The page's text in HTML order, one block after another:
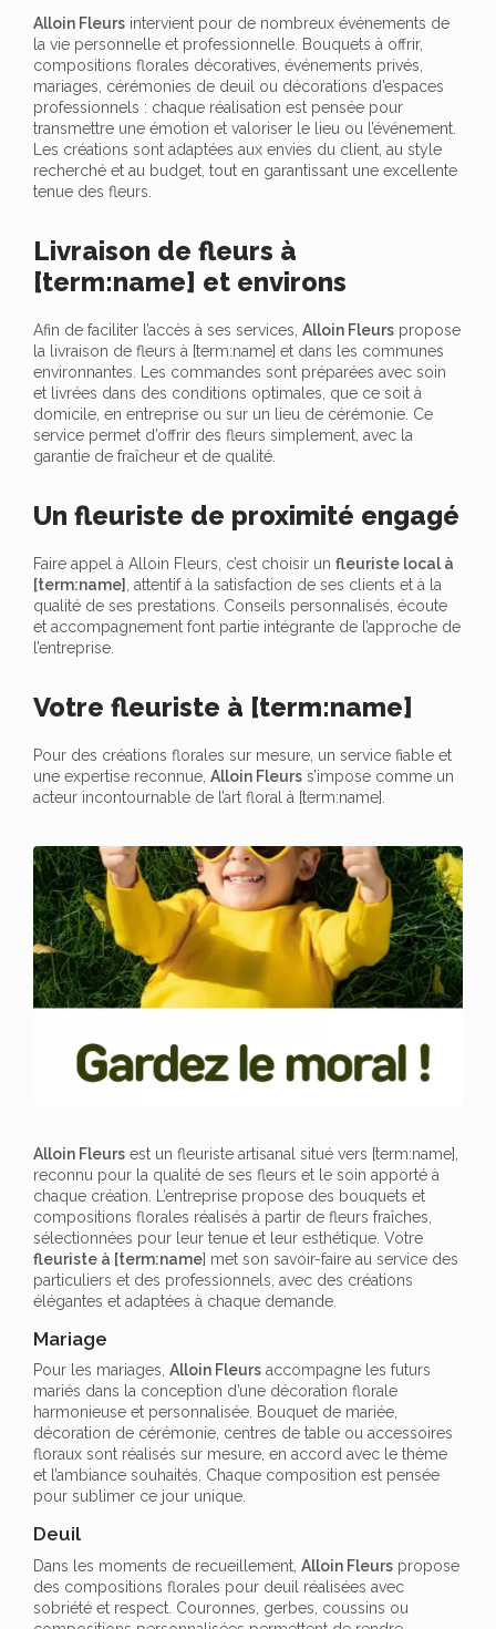
Alloin Fleurs intervient pour de nombreux événements de
la vie personnelle et professionnelle. Bouquets à offrir,
compositions florales décoratives, événements privés,
mariages, cérémonies de deuil ou décorations d’espaces
professionnels : chaque réalisation est pensée pour
transmettre une émotion et valoriser le lieu ou l’événement.
Les créations sont adaptées aux envies du client, au style
recherché et au budget, tout en garantissant une excellente
tenue des fleurs.
Livraison de fleurs à
[term:name] et environs
Afin de faciliter l’accès à ses services, Alloin Fleurs propose
la livraison de fleurs à [term:name] et dans les communes
environnantes. Les commandes sont préparées avec soin
et livrées dans des conditions optimales, que ce soit à
domicile, en entreprise ou sur un lieu de cérémonie. Ce
service permet d’offrir des fleurs simplement, avec la
garantie de fraîcheur et de qualité.
Un fleuriste de proximité engagé
Faire appel à Alloin Fleurs, c’est choisir un fleuriste local à
[term:name]
, attentif à la satisfaction de ses clients et à la
qualité de ses prestations. Conseils personnalisés, écoute
et accompagnement font partie intégrante de l’approche de
l’entreprise.
Votre fleuriste à [term:name]
Pour des créations florales sur mesure, un service fiable et
une expertise reconnue, Alloin Fleurs s’impose comme un
acteur incontournable de l’art floral à [term:name].
Alloin Fleurs est un fleuriste artisanal situé vers [term:name],
reconnu pour la qualité de ses fleurs et le soin apporté à
chaque création. L’entreprise propose des bouquets et
compositions florales réalisés à partir de fleurs fraîches,
sélectionnées pour leur tenue et leur esthétique. Votre
fleuriste à [term:name] met son savoir-faire au service des
particuliers et des professionnels, avec des créations
élégantes et adaptées à chaque demande.
Mariage
Pour les mariages, Alloin Fleurs accompagne les futurs
mariés dans la conception d’une décoration florale
harmonieuse et personnalisée. Bouquet de mariée,
décoration de cérémonie, centres de table ou accessoires
floraux sont réalisés sur mesure, en accord avec le thème
et l’ambiance souhaités. Chaque composition est pensée
pour sublimer ce jour unique.
Deuil
Dans les moments de recueillement, Alloin Fleurs propose
des compositions florales pour deuil réalisées avec
sobriété et respect. Couronnes, gerbes, coussins ou